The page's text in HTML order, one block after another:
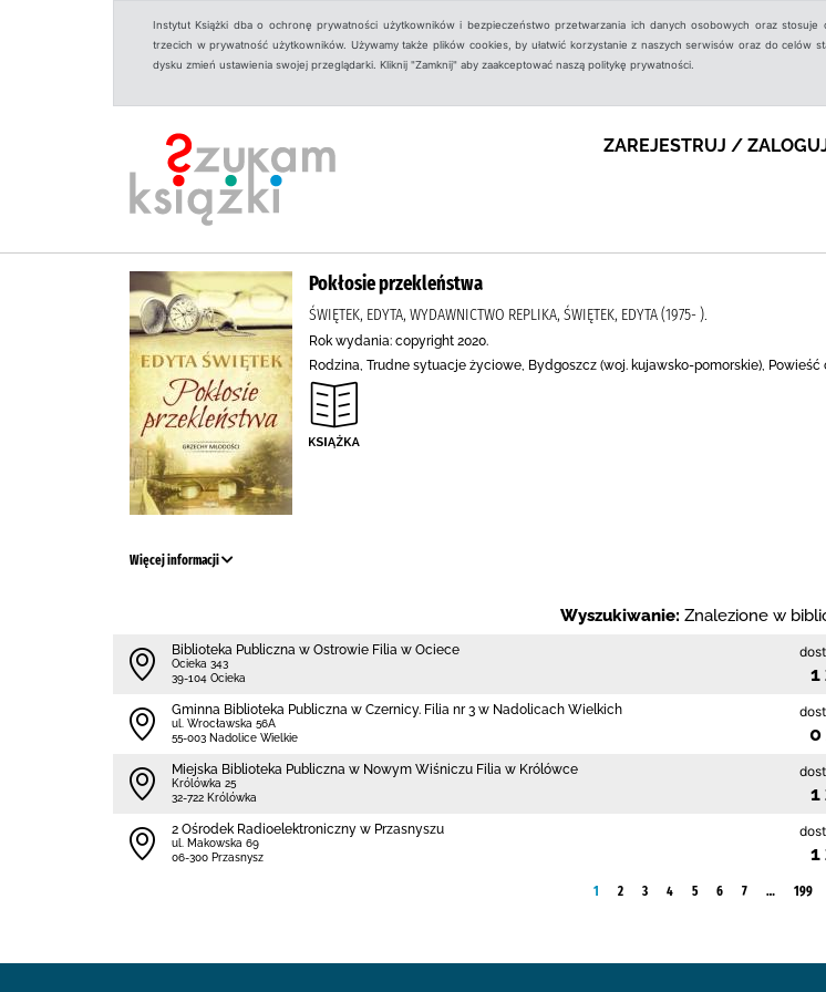
Instytut Książki dba o ochronę prywatności użytkowników i bezpieczeństwo przetwarzania ich danych osobowych oraz
trzecich w prywatność użytkowników. Używamy także plików cookies, by ułatwić korzystanie z naszych serwisów oraz do celów
dysku zmień ustawienia swojej przeglądarki. Kliknij "Zamknij" aby zaakceptować naszą politykę prywatności.
ZAREJESTRUJ /
Pokłosie przekleństwa
ŚWIĘTEK, EDYTA, WYDAWNICTWO REPLIKA, ŚWIĘTEK, EDYTA (1975- ).
Rok wydania: copyright 2020.
Rodzina, Trudne sytuacje życiowe, Bydgoszcz (woj. kujawsko-pomorskie), Powieść
Więcej informacji
Wyszukiwanie: Znalezione w
Biblioteka Publiczna w Ostrowie Filia w Ociece
Ocieka 343
39-104 Ocieka
1
Gminna Biblioteka Publiczna w Czernicy. Filia nr 3 w Nadolicach Wielkich
ul. Wrocławska 56A
55-003 Nadolice Wielkie
0
Miejska Biblioteka Publiczna w Nowym Wiśniczu Filia w Królówce
Królówka 25
32-722 Królówka
1
2 Ośrodek Radioelektroniczny w Przasnyszu
ul. Makowska 69
06-300 Przasnysz
1
1 2 3 4 5 6 7 … 199